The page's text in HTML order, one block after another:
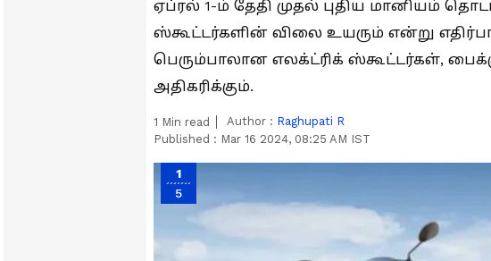
ஏப்ரல் 1-ம் தேதி முதல் புதிய மானியம்
ஸ்கூட்டர்களின் விலை உயரும் என்று
பெரும்பாலான எலக்ட்ரிக் ஸ்கூட்டர்கள்,
அதிகரிக்கும்.
1 Min read Author : Raghupati R
Published : Mar 16 2024, 08:25 AM IST
1
5